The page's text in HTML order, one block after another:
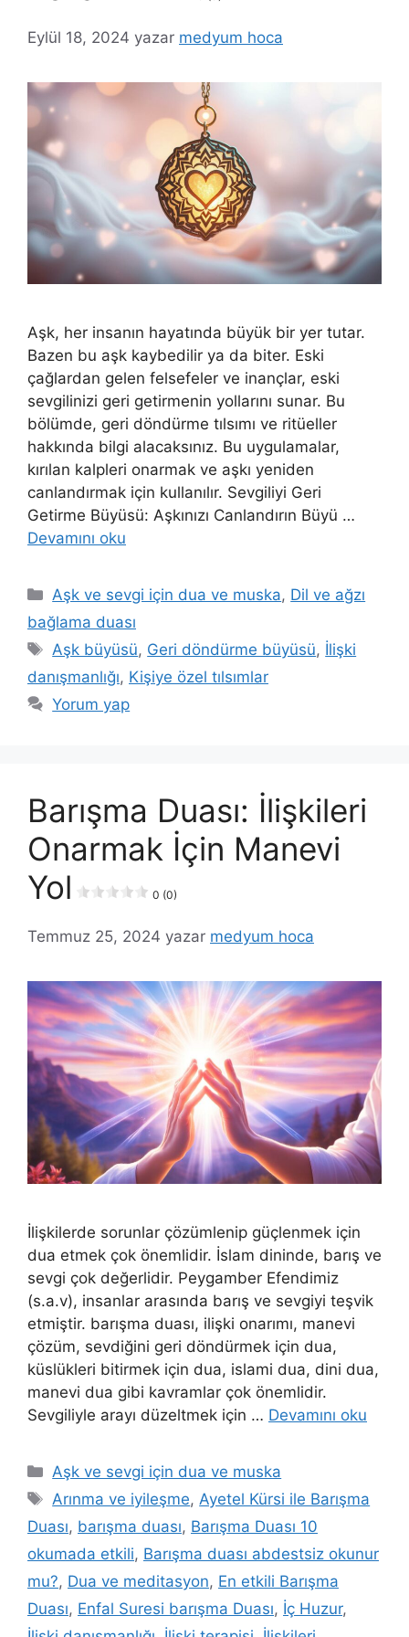
Eylül 18, 2024 yazar medyum hoca
Aşk, her insanın hayatında büyük bir yer tutar.
Bazen bu aşk kaybedilir ya da biter. Eski
çağlardan gelen felsefeler ve inançlar, eski
sevgilinizi geri getirmenin yollarını sunar. Bu
bölümde, geri döndürme tılsımı ve ritüeller
hakkında bilgi alacaksınız. Bu uygulamalar,
kırılan kalpleri onarmak ve aşkı yeniden
canlandırmak için kullanılır. Sevgiliyi Geri
Getirme Büyüsü: Aşkınızı Canlandırın Büyü …
Devamını oku
Aşk ve sevgi için dua ve muska, Dil ve ağzı
bağlama duası
Aşk büyüsü, Geri döndürme büyüsü, İlişki
danışmanlığı, Kişiye özel tılsımlar
Yorum yap
Barışma Duası: İlişkileri
Onarmak İçin Manevi
Yol
0 (0)
Temmuz 25, 2024 yazar medyum hoca
İlişkilerde sorunlar çözümlenip güçlenmek için
dua etmek çok önemlidir. İslam dininde, barış ve
sevgi çok değerlidir. Peygamber Efendimiz
(s.a.v), insanlar arasında barış ve sevgiyi teşvik
etmiştir. barışma duası, ilişki onarımı, manevi
çözüm, sevdiğini geri döndürmek için dua,
küslükleri bitirmek için dua, islami dua, dini dua,
manevi dua gibi kavramlar çok önemlidir.
Sevgiliyle arayı düzeltmek için … Devamını oku
Aşk ve sevgi için dua ve muska
Arınma ve iyileşme, Ayetel Kürsi ile Barışma
Duası, barışma duası, Barışma Duası 10
okumada etkili, Barışma duası abdestsiz okunur
mu?, Dua ve meditasyon, En etkili Barışma
Duası, Enfal Suresi barışma Duası, İç Huzur,